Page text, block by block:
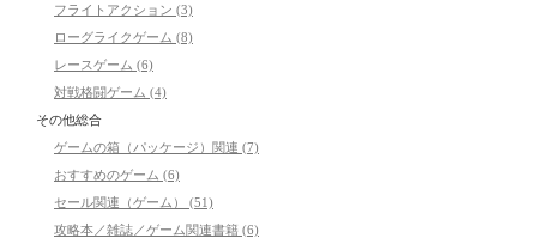
フライトアクション (3)
ローグライクゲーム (8)
レースゲーム (6)
対戦格闘ゲーム (4)
その他総合
ゲームの箱（パッケージ）関連 (7)
おすすめのゲーム (6)
セール関連（ゲーム） (51)
攻略本／雑誌／ゲーム関連書籍 (6)